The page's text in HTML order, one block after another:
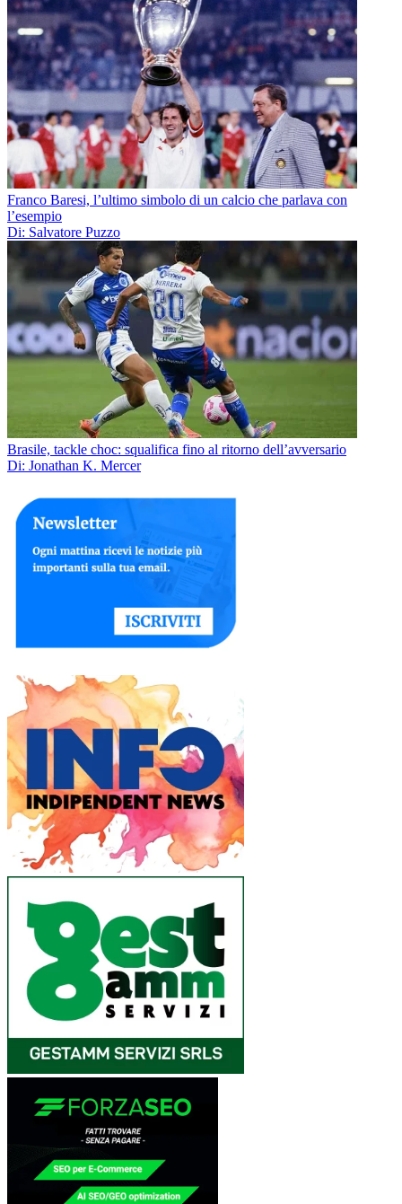
Franco Baresi, l’ultimo simbolo di un calcio che parlava con
l’esempio
Di: Salvatore Puzzo
Brasile, tackle choc: squalifica fino al ritorno dell’avversario
Di: Jonathan K. Mercer